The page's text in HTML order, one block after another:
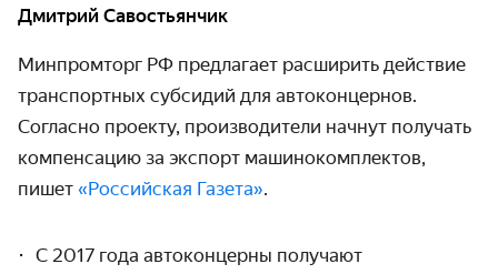
Дмитрий Савостьянчик
Минпромторг РФ предлагает расширить действие
транспортных субсидий для автоконцернов.
Согласно проекту, производители начнут получать
компенсацию за экспорт машинокомплектов,
пишет «Российская Газета».
С 2017 года автоконцерны получают